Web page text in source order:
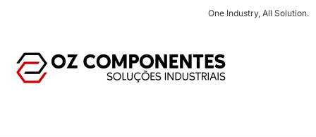
One Industry, All Solution.